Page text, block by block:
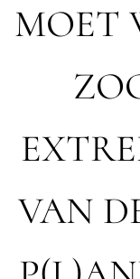
MOET
VAN